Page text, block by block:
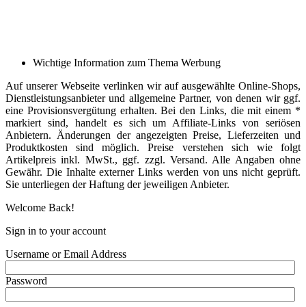
Wichtige Information zum Thema Werbung
Auf unserer Webseite verlinken wir auf ausgewählte Online-Shops,
Dienstleistungsanbieter und allgemeine Partner, von denen wir ggf.
eine Provisionsvergütung erhalten. Bei den Links, die mit einem *
markiert sind, handelt es sich um Affiliate-Links von seriösen
Anbietern. Änderungen der angezeigten Preise, Lieferzeiten und
Produktkosten sind möglich. Preise verstehen sich wie folgt
Artikelpreis inkl. MwSt., ggf. zzgl. Versand. Alle Angaben ohne
Gewähr. Die Inhalte externer Links werden von uns nicht geprüft.
Sie unterliegen der Haftung der jeweiligen Anbieter.
Welcome Back!
Sign in to your account
Username or Email Address
Password